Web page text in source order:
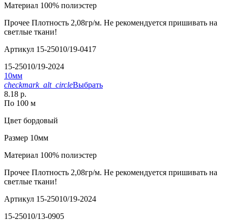
Материал 100% полиэстер
Прочее Плотность 2,08гр/м. Не рекомендуется пришивать на
светлые ткани!
Артикул 15-25010/19-0417
15-25010/19-2024
10мм
checkmark_alt_circleВыбрать
8.18 р.
По 100 м
Цвет бордовый
Размер 10мм
Материал 100% полиэстер
Прочее Плотность 2,08гр/м. Не рекомендуется пришивать на
светлые ткани!
Артикул 15-25010/19-2024
15-25010/13-0905